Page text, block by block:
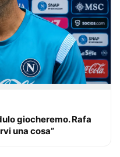
giocheremo. Rafa
una cosa”